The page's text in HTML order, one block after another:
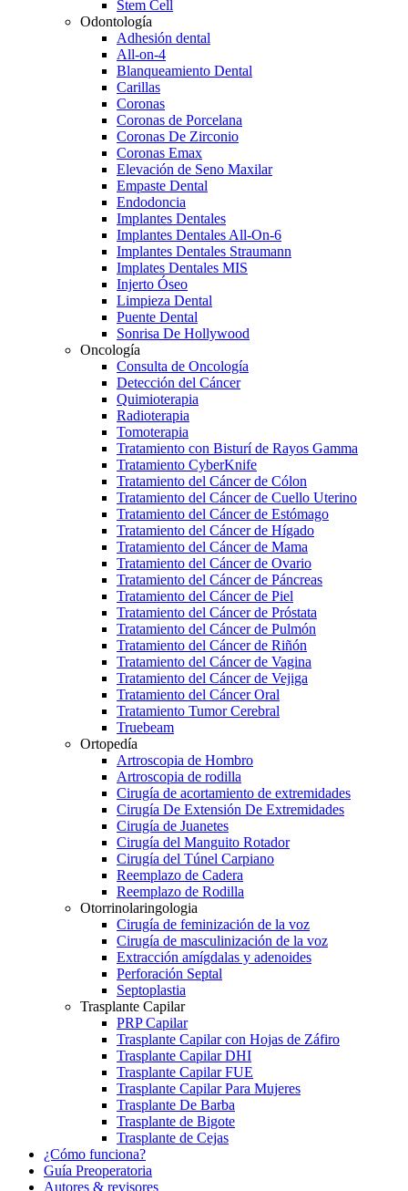
Stem Cell
Odontología
Adhesión dental
All-on-4
Blanqueamiento Dental
Carillas
Coronas
Coronas de Porcelana
Coronas De Zirconio
Coronas Emax
Elevación de Seno Maxilar
Empaste Dental
Endodoncia
Implantes Dentales
Implantes Dentales All-On-6
Implantes Dentales Straumann
Implates Dentales MIS
Injerto Óseo
Limpieza Dental
Puente Dental
Sonrisa De Hollywood
Oncología
Consulta de Oncología
Detección del Cáncer
Quimioterapia
Radioterapia
Tomoterapia
Tratamiento con Bisturí de Rayos Gamma
Tratamiento CyberKnife
Tratamiento del Cáncer de Cólon
Tratamiento del Cáncer de Cuello Uterino
Tratamiento del Cáncer de Estómago
Tratamiento del Cáncer de Hígado
Tratamiento del Cáncer de Mama
Tratamiento del Cáncer de Ovario
Tratamiento del Cáncer de Páncreas
Tratamiento del Cáncer de Piel
Tratamiento del Cáncer de Próstata
Tratamiento del Cáncer de Pulmón
Tratamiento del Cáncer de Riñón
Tratamiento del Cáncer de Vagina
Tratamiento del Cáncer de Vejiga
Tratamiento del Cáncer Oral
Tratamiento Tumor Cerebral
Truebeam
Ortopedía
Artroscopia de Hombro
Artroscopia de rodilla
Cirugía de acortamiento de extremidades
Cirugía De Extensión De Extremidades
Cirugía de Juanetes
Cirugía del Manguito Rotador
Cirugía del Túnel Carpiano
Reemplazo de Cadera
Reemplazo de Rodilla
Otorrinolaringologia
Cirugía de feminización de la voz
Cirugía de masculinización de la voz
Extracción amígdalas y adenoides
Perforación Septal
Septoplastia
Trasplante Capilar
PRP Capilar
Trasplante Capilar con Hojas de Záfiro
Trasplante Capilar DHI
Trasplante Capilar FUE
Trasplante Capilar Para Mujeres
Trasplante De Barba
Trasplante de Bigote
Trasplante de Cejas
¿Cómo funciona?
Guía Preoperatoria
Autores & revisores